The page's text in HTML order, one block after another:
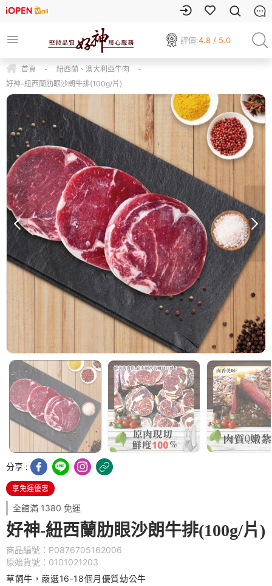
評價:4.8 / 5.0
首頁 - 紐西蘭、澳大利亞牛肉
-
好神-紐西蘭肋眼沙朗牛排(100g/片)
分享 :
享免運優惠
全館滿 1380 免運
好神-紐西蘭肋眼沙朗牛排(100g/片)
商品編號：P0876705162006
原始貨號：0101021203
草飼牛，嚴選16-18個月優質幼公牛